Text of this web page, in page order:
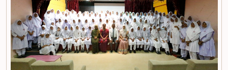
සිටම විනයට ප්‍රමුඛත්වය ලබාදිය යුතු බවත්, දෙමාපියන්, ගුරුවරුන් ඇතුළු
වැඩිහිටියන්ට ගරු කරමින් ජීවිතයේ දුෂ්කරතා හඳුනාගෙන ඉදිරියට යාම සඳහා
කැපවිය යුතු බවත් අවධාරණය කළේය.මෙම අවස්ථාවට එක්වූ ගරු නියෝජ්‍ය
කාරක සභා සභාපතිනි හේමාලි වීරසේකර මහත්මිය, වතුකර ප්‍රජාව නියෝජනය
කරන සිසුන් විවිධ අභියෝග මධ්‍යයේ අධ්‍යාපනය හදාරමින් රටේ සංවර්ධනයට
දායක වන බවත්, විෂය නිර්දේශයට පමණක් සීමා නොවී නායකත්වය,
කණ්ඩායම් හැකියාව සහ තීරණ ගැනීමේ කුසලතා වර්ධනය කර ගැනීම තුළින්
සිසුන්ගේ අනාගතය තවදුරටත් සාර්ථක කරගත හැකි බවත් සිසුන් අමතමින්